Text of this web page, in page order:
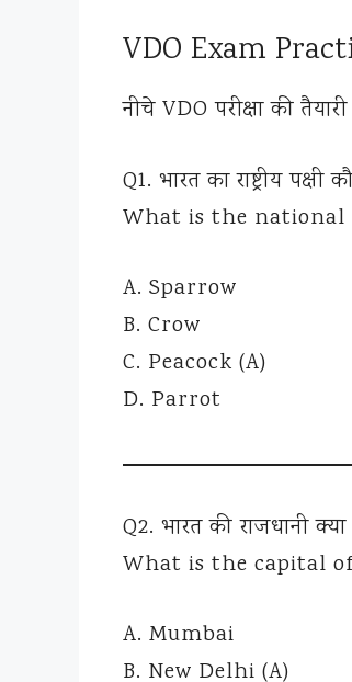
VDO Exam
नीचे VDO परीक्षा की
Q1. भारत का राष्ट्रीय पक्षी
What is the national
A. Sparrow
B. Crow
C. Peacock (A)
D. Parrot
Q2. भारत की राजधानी
What is the capital
A. Mumbai
B. New Delhi (A)